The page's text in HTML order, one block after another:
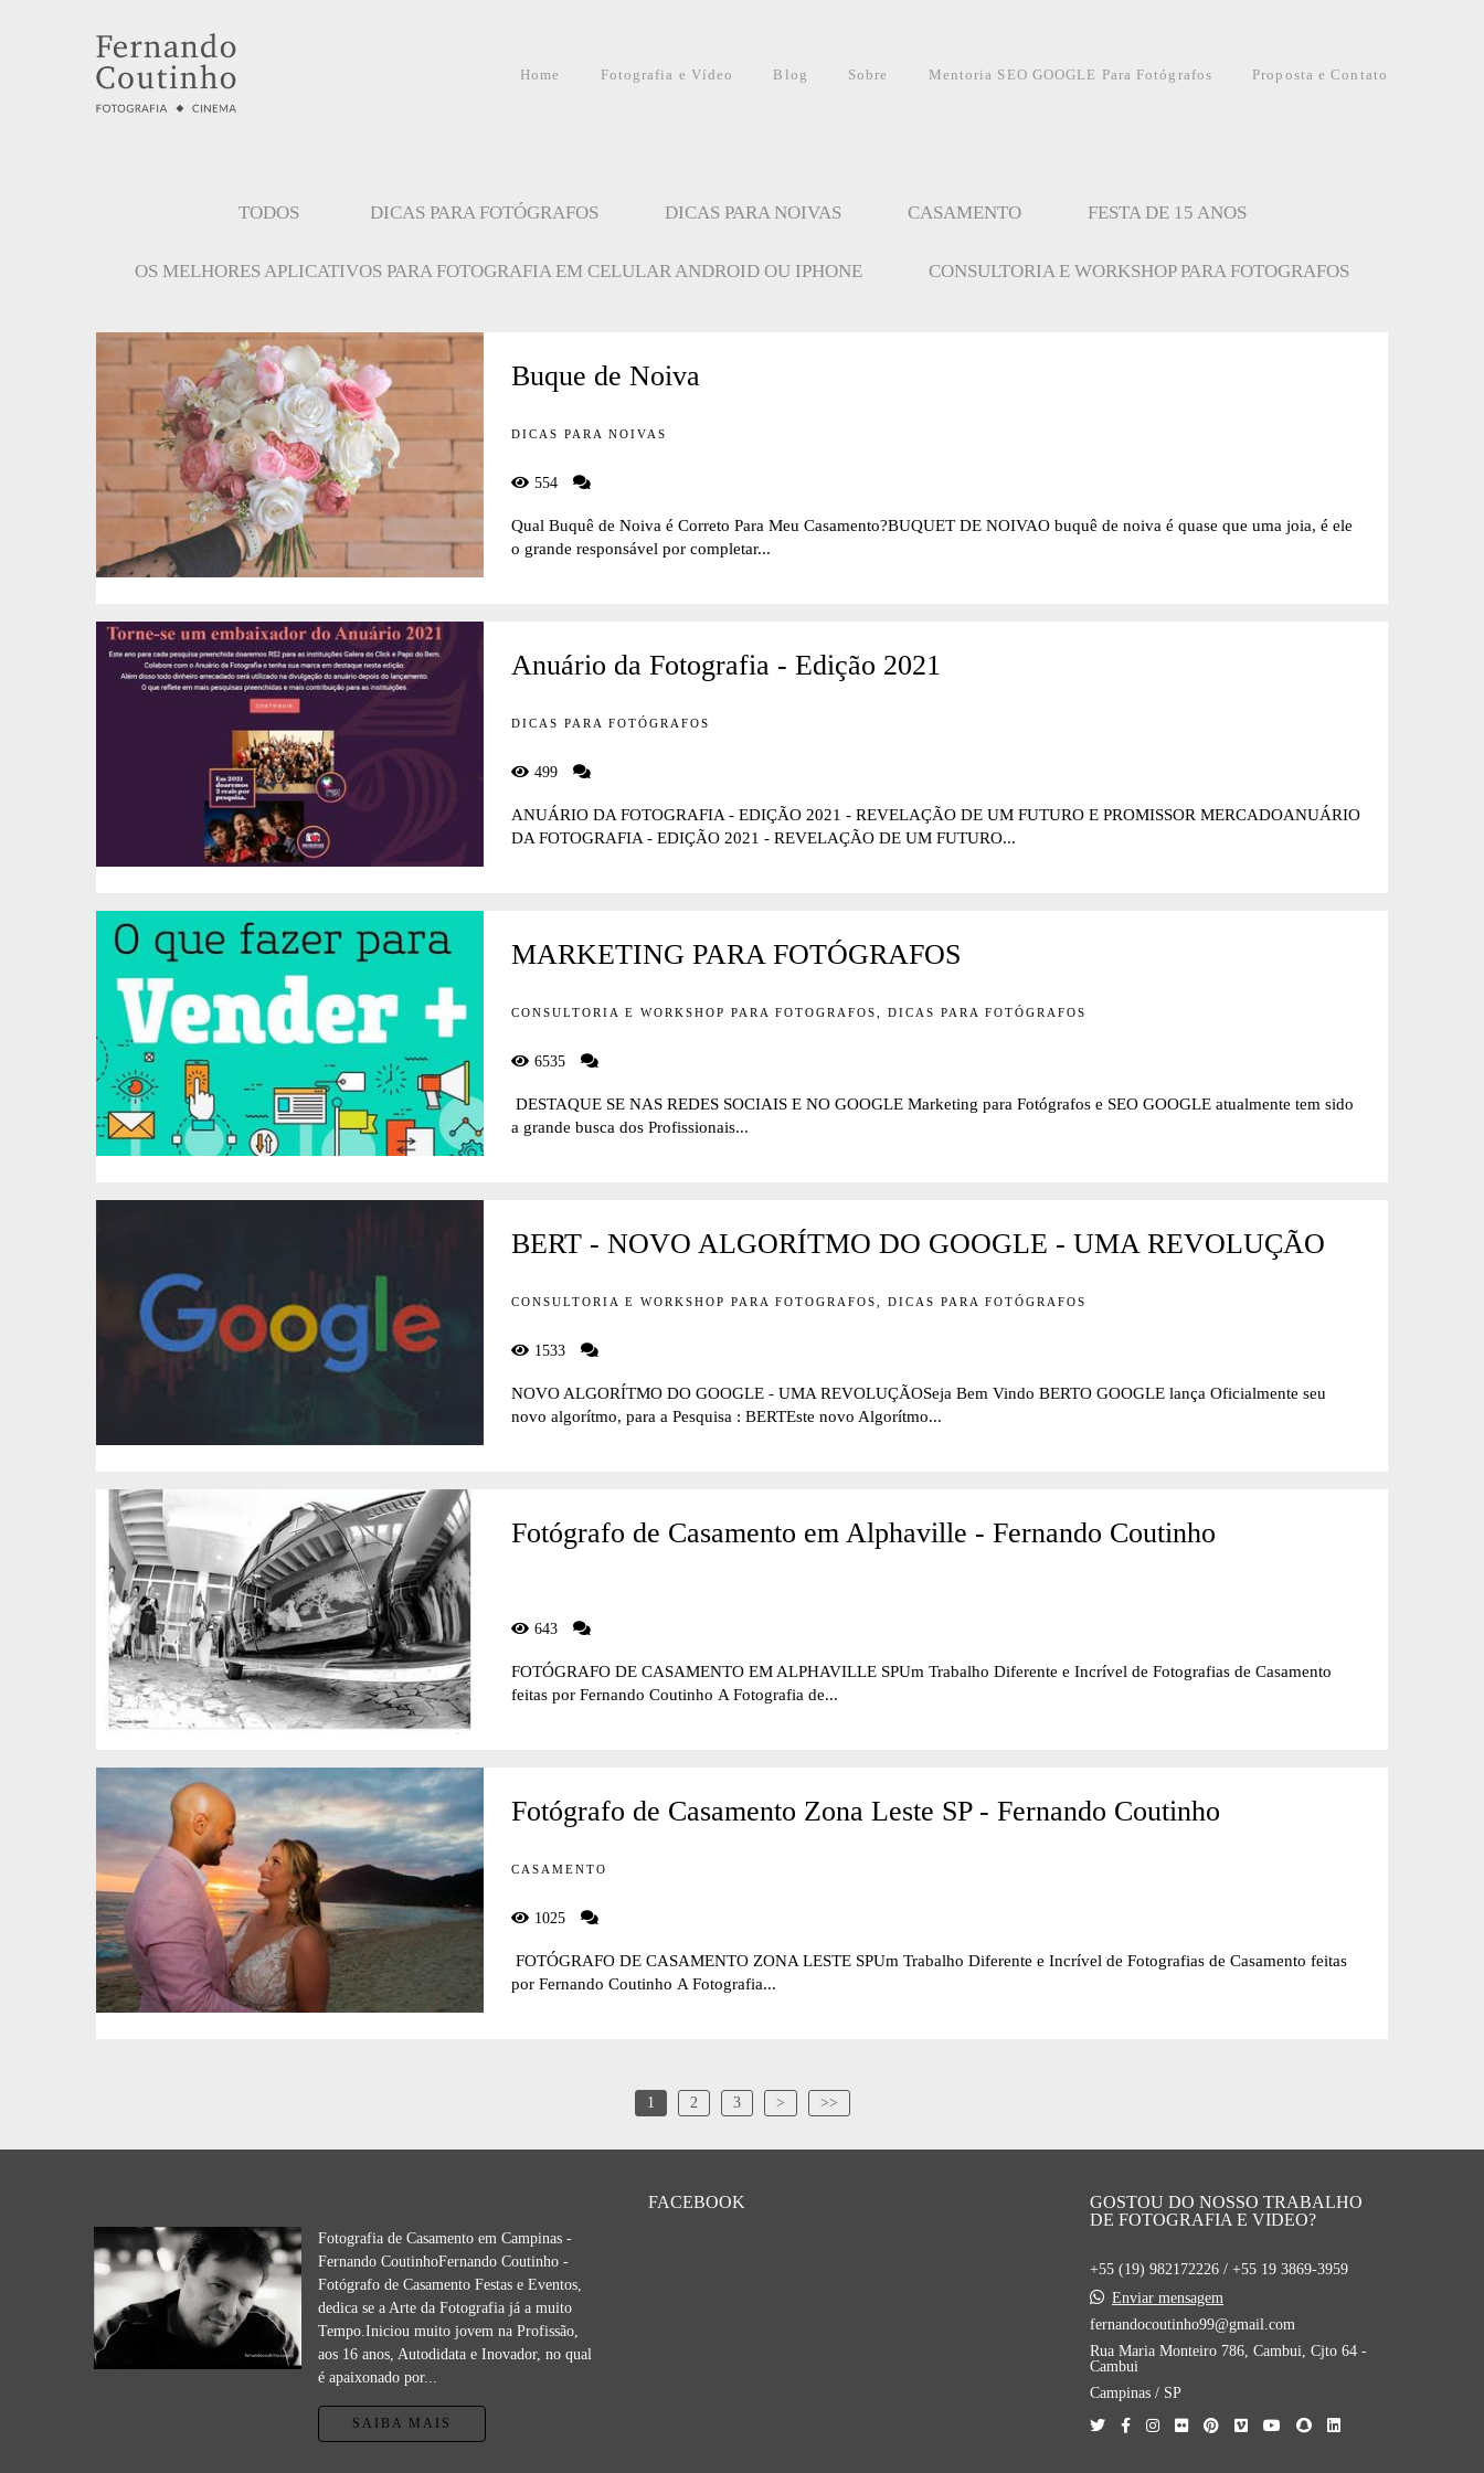
Home Fotografia e Vídeo Blog Sobre Mentoria SEO GOOGLE Para Fotógrafos Proposta e Contato
TODOS DICAS PARA FOTÓGRAFOS DICAS PARA NOIVAS CASAMENTO FESTA DE 15 ANOS
OS MELHORES APLICATIVOS PARA FOTOGRAFIA EM CELULAR ANDROID OU IPHONE CONSULTORIA E WORKSHOP PARA FOTOGRAFOS
Buque de Noiva
DICAS PARA NOIVAS
554
Qual Buquê de Noiva é Correto Para Meu Casamento?BUQUET DE NOIVAO buquê de noiva é quase que uma joia, é ele
o grande responsável por completar...
Anuário da Fotografia - Edição 2021
DICAS PARA FOTÓGRAFOS
499
ANUÁRIO DA FOTOGRAFIA - EDIÇÃO 2021 - REVELAÇÃO DE UM FUTURO E PROMISSOR MERCADOANUÁRIO
DA FOTOGRAFIA - EDIÇÃO 2021 - REVELAÇÃO DE UM FUTURO...
MARKETING PARA FOTÓGRAFOS
CONSULTORIA E WORKSHOP PARA FOTOGRAFOS, DICAS PARA FOTÓGRAFOS
6535
DESTAQUE SE NAS REDES SOCIAIS E NO GOOGLE Marketing para Fotógrafos e SEO GOOGLE atualmente tem sido
a grande busca dos Profissionais...
BERT - NOVO ALGORÍTMO DO GOOGLE - UMA REVOLUÇÃO
CONSULTORIA E WORKSHOP PARA FOTOGRAFOS, DICAS PARA FOTÓGRAFOS
1533
NOVO ALGORÍTMO DO GOOGLE - UMA REVOLUÇÃOSeja Bem Vindo BERTO GOOGLE lança Oficialmente seu
novo algorítmo, para a Pesquisa : BERTEste novo Algorítmo...
Fotógrafo de Casamento em Alphaville - Fernando Coutinho
643
FOTÓGRAFO DE CASAMENTO EM ALPHAVILLE SPUm Trabalho Diferente e Incrível de Fotografias de Casamento
feitas por Fernando Coutinho A Fotografia de...
Fotógrafo de Casamento Zona Leste SP - Fernando Coutinho
CASAMENTO
1025
FOTÓGRAFO DE CASAMENTO ZONA LESTE SPUm Trabalho Diferente e Incrível de Fotografias de Casamento feitas
por Fernando Coutinho A Fotografia...
1 2 3 > >>
Fotografia de Casamento em Campinas -
Fernando CoutinhoFernando Coutinho -
Fotógrafo de Casamento Festas e Eventos,
dedica se a Arte da Fotografia já a muito
Tempo.Iniciou muito jovem na Profissão,
aos 16 anos, Autodidata e Inovador, no qual
é apaixonado por...
SAIBA MAIS
FACEBOOK
GOSTOU DO NOSSO TRABALHO
DE FOTOGRAFIA E VIDEO?
+55 (19) 982172226 / +55 19 3869-3959
Enviar mensagem
fernandocoutinho99@gmail.com
Rua Maria Monteiro 786, Cambui, Cjto 64 -
Cambui
Campinas / SP